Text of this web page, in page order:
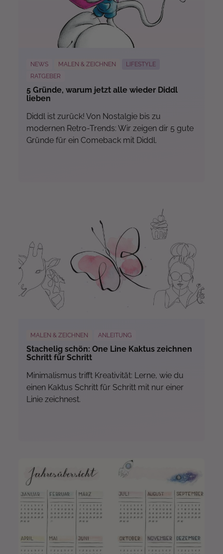
Mehr...
NEWS MALEN & ZEICHNEN
LIFESTYLE
RATGEBER
5 Gründe, warum jetzt alle wieder Diddl
lieben
Diddl ist zurück! Von Nostalgie bis zu
modernen Retro-Trends: Wir zeigen dir 5 gute
Gründe für ein Comeback mit Diddl.
Mehr...
MALEN & ZEICHNEN ANLEITUNG
Stachelig schön: One Line Kaktus zeichnen
Schritt für Schritt
Minimalismus trifft Kreativität: Lerne, wie du
einen Kaktus Schritt für Schritt mit nur einer
Linie zeichnest.
Mehr...